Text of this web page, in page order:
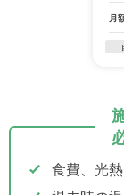
月
食費、光